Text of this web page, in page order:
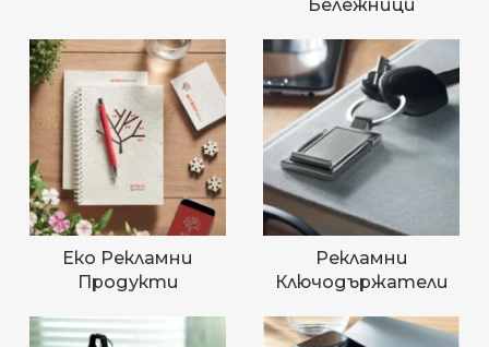
Бележници
Еко Рекламни
Продукти
Рекламни
Ключодържатели